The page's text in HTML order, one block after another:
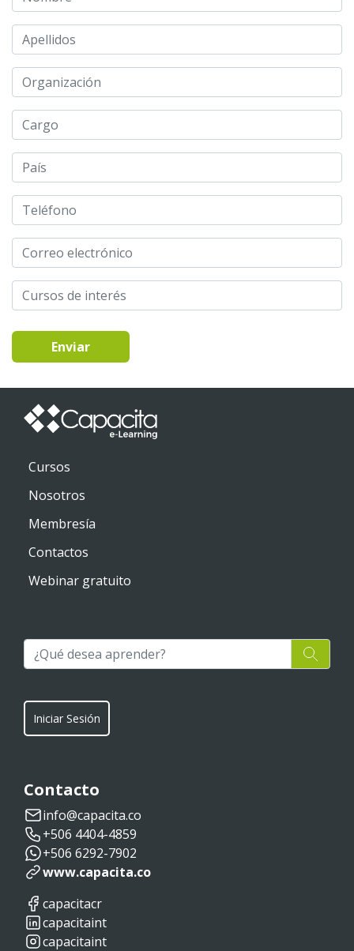
Enviar
Cursos
Nosotros
Membresía
Contactos
Webinar gratuito
Iniciar Sesión
Contacto
info@capacita.co
+506 4404-4859
+506 6292-7902
www.capacita.co
capacitacr
capacitaint
capacitaint